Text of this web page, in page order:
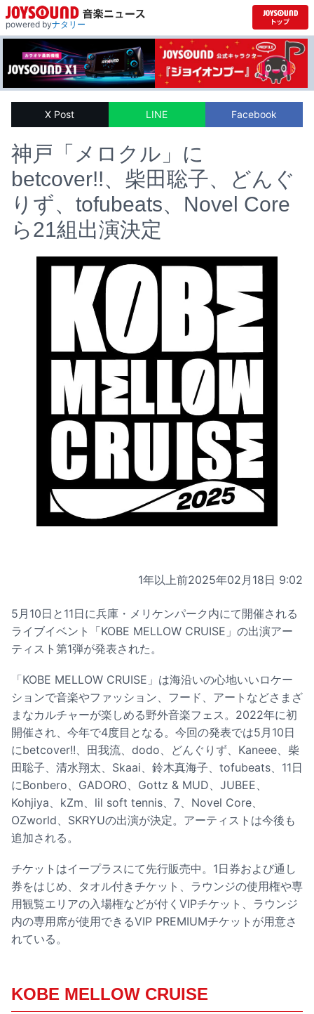
powered byナタリー
X Post LINE Facebook
神戸「メロクル」に
betcover!!、柴田聡子、どんぐ
りず、tofubeats、Novel Core
ら21組出演決定
1年以上前2025年02月18日 9:02
5月10日と11日に兵庫・メリケンパーク内にて開催される
ライブイベント「KOBE MELLOW CRUISE」の出演アー
ティスト第1弾が発表された。
「KOBE MELLOW CRUISE」は海沿いの心地いいロケー
ションで音楽やファッション、フード、アートなどさまざ
まなカルチャーが楽しめる野外音楽フェス。2022年に初
開催され、今年で4度目となる。今回の発表では5月10日
にbetcover!!、田我流、dodo、どんぐりず、Kaneee、柴
田聡子、清水翔太、Skaai、鈴木真海子、tofubeats、11日
にBonbero、GADORO、Gottz & MUD、JUBEE、
Kohjiya、kZm、lil soft tennis、7、Novel Core、
OZworld、SKRYUの出演が決定。アーティストは今後も
追加される。
チケットはイープラスにて先行販売中。1日券および通し
券をはじめ、タオル付きチケット、ラウンジの使用権や専
用観覧エリアの入場権などが付くVIPチケット、ラウンジ
内の専用席が使用できるVIP PREMIUMチケットが用意さ
れている。
KOBE MELLOW CRUISE